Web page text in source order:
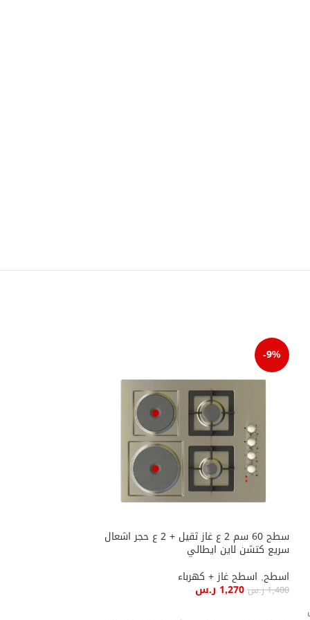
-9%
سطح 60 سم 2 ع غاز ثقيل + 2 ع حجر اشعال
سريع كتشن لاين ايطالي
اسطح, اسطح غاز + كهرباء
1,400ر.س 1,270 ر.س